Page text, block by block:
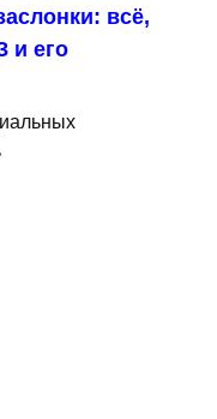
всё,
и его